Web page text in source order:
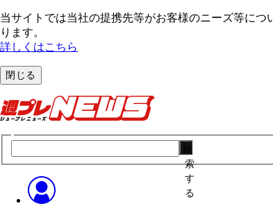
当サイトでは当社の提携先等がお客様のニーズ等に
ります。
詳しくはこちら
閉じる
索
す
る